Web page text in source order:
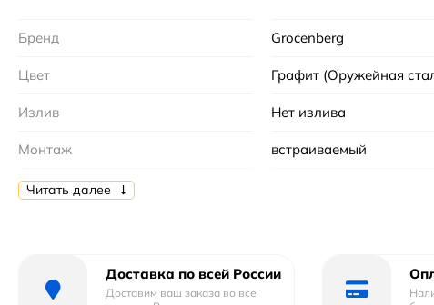
Бренд Grocenberg
Цвет Графит (Оружейная
Излив Нет излива
Монтаж встраиваемый
Страна бренда
Душевая лейка :
Читать далее
Доставка по всей России
Доставим ваш заказа во все